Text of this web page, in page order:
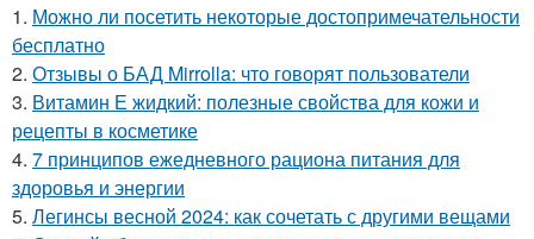
1. Можно ли посетить некоторые достопримечательности
бесплатно
2. Отзывы о БАД Mirrolla: что говорят пользователи
3. Витамин Е жидкий: полезные свойства для кожи и
рецепты в косметике
4. 7 принципов ежедневного рациона питания для
здоровья и энергии
5. Легинсы весной 2024: как сочетать с другими вещами